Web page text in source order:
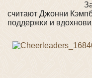
считают Джонни
поддержки и